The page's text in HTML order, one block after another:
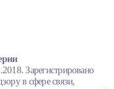
Зарегистрировано
в сфере связи,